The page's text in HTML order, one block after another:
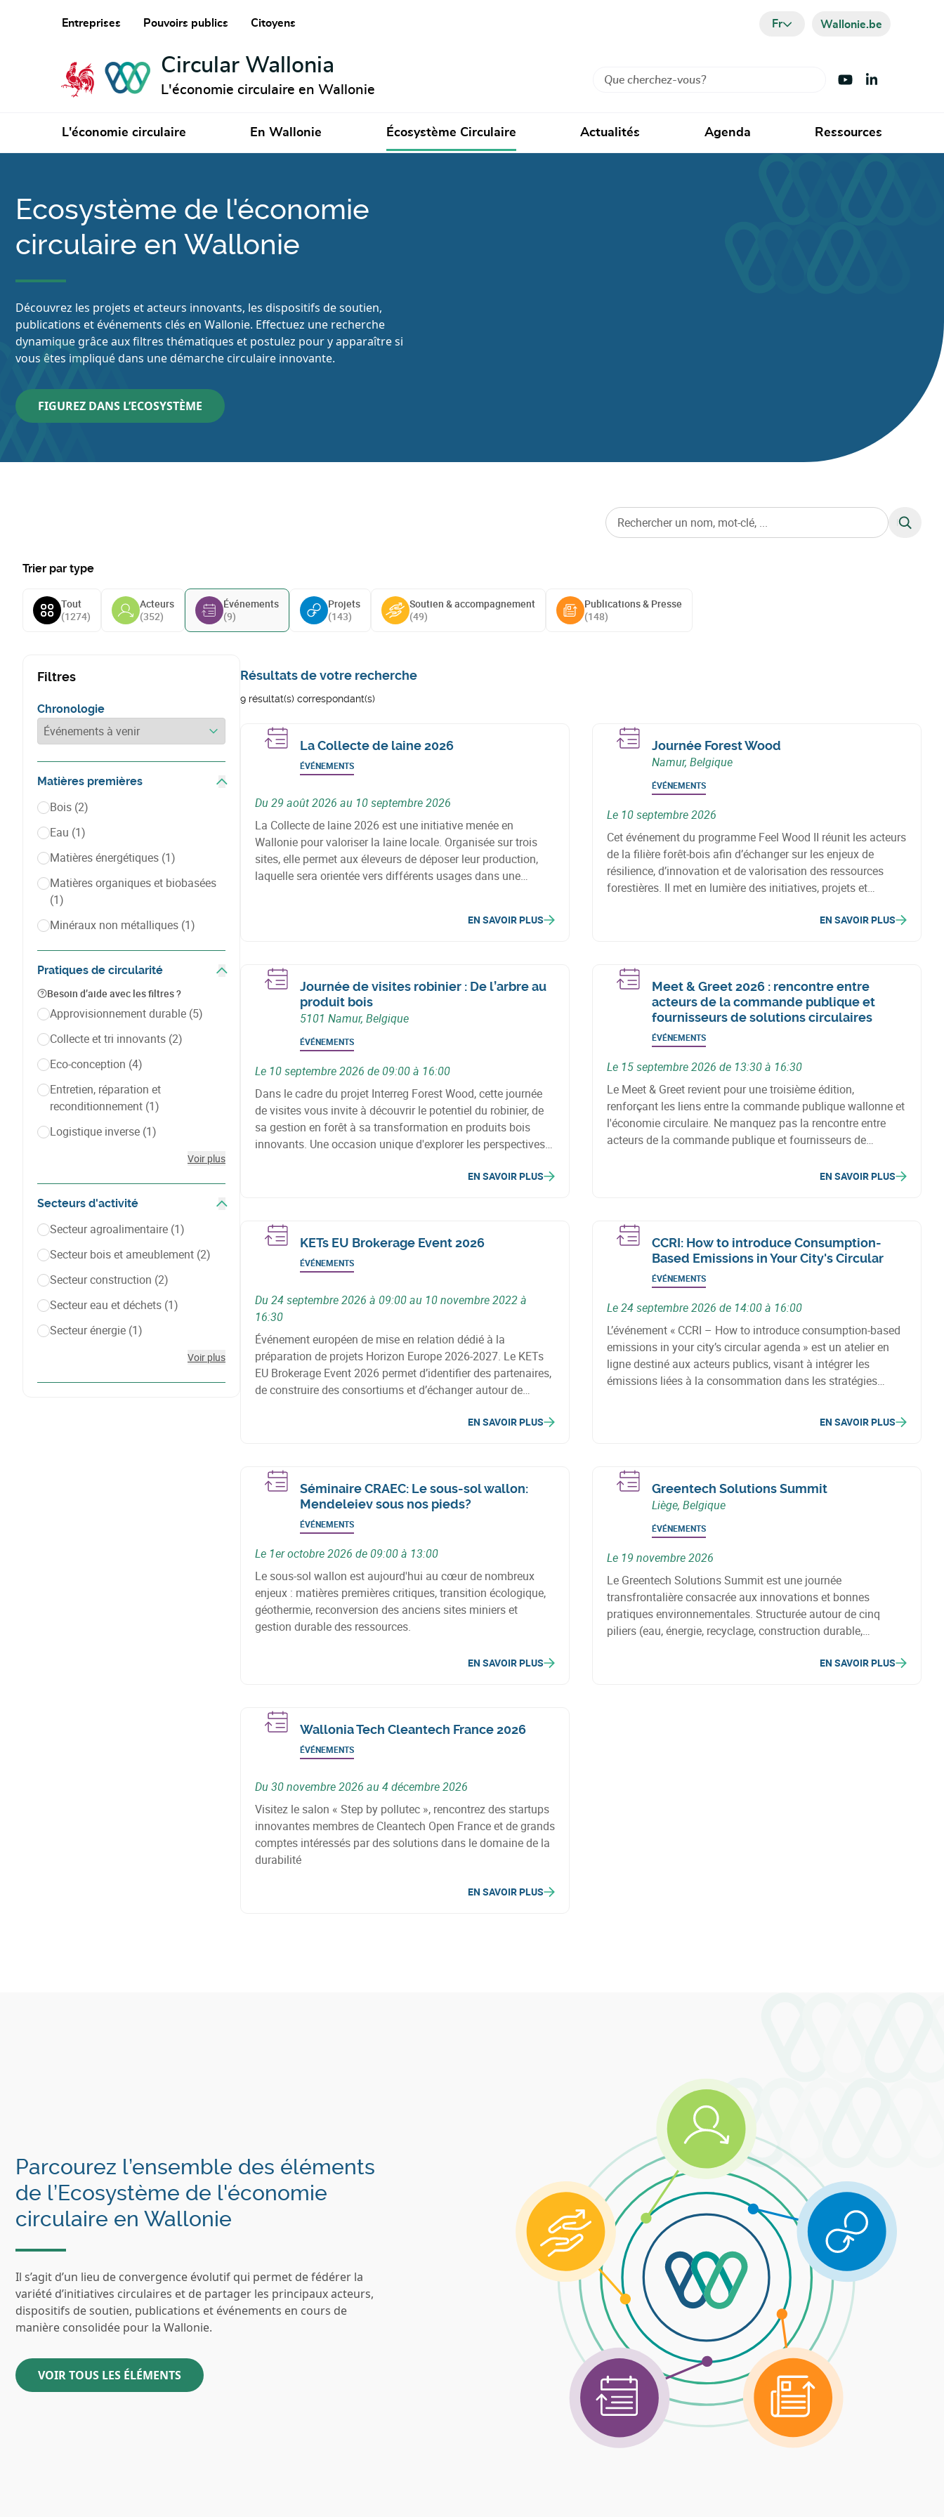
Entreprises Pouvoirs publics Citoyens Fr Wallonie.be
Circular Wallonia
L'économie circulaire en Wallonie
Rechercher Visiter Youtube
Visiter LinkedIn
L'économie circulaire En Wallonie Écosystème Circulaire Actualités Agenda Ressources
Ecosystème de l'économie
circulaire en Wallonie
Découvrez les projets et acteurs innovants, les dispositifs de soutien,
publications et événements clés en Wallonie. Effectuez une recherche
dynamique grâce aux filtres thématiques et postulez pour y apparaître si
vous êtes impliqué dans une démarche circulaire innovante.
FIGUREZ DANS L’ECOSYSTÈME
Trier par type
Tout
(1274)
Acteurs
(352)
Événements
(9)
Projets
(143)
Soutien & accompagnement
(49)
Publications & Presse
(148)
Filtres
Chronologie
Chronologie
Matières premières
Afficher les filtres
Bois (2)
Eau (1)
Matières énergétiques (1)
Matières organiques et biobasées
(1)
Minéraux non métalliques (1)
Pratiques de circularité
Afficher les filtres
Besoin d’aide avec les filtres ?
Approvisionnement durable (5)
Collecte et tri innovants (2)
Eco-conception (4)
Entretien, réparation et
reconditionnement (1)
Logistique inverse (1)
Voir plus
Secteurs d'activité
Secteur agroalimentaire (1)
Secteur bois et ameublement (2)
Secteur construction (2)
Secteur eau et déchets (1)
Secteur énergie (1)
Voir plus
Résultats de votre recherche
9 résultat(s) correspondant(s)
La Collecte de laine 2026
ÉVÉNEMENTS
Du 29 août 2026 au 10 septembre 2026
La Collecte de laine 2026 est une initiative menée en
Wallonie pour valoriser la laine locale. Organisée sur trois
sites, elle permet aux éleveurs de déposer leur production,
laquelle sera orientée vers différents usages dans une
EN SAVOIR PLUS
Journée Forest Wood
Namur, Belgique
ÉVÉNEMENTS
Le 10 septembre 2026
Cet événement du programme Feel Wood II réunit les acteurs
de la filière forêt-bois afin d’échanger sur les enjeux de
résilience, d’innovation et de valorisation des ressources
forestières. Il met en lumière des initiatives, projets et
EN SAVOIR PLUS
Journée de visites robinier : De l’arbre au
produit bois
5101 Namur, Belgique
ÉVÉNEMENTS
Le 10 septembre 2026 de 09:00 à 16:00
Dans le cadre du projet Interreg Forest Wood, cette journée
de visites vous invite à découvrir le potentiel du robinier, de
sa gestion en forêt à sa transformation en produits bois
innovants. Une occasion unique d'explorer les perspectives
constitue une alternative locale aux bois tropicaux.EN SAVOIR PLUS
Meet & Greet 2026 : rencontre entre
acteurs de la commande publique et
fournisseurs de solutions circulaires
ÉVÉNEMENTS
Le 15 septembre 2026 de 13:30 à 16:30
Le Meet & Greet revient pour une troisième édition,
renforçant les liens entre la commande publique wallonne et
l'économie circulaire. Ne manquez pas la rencontre entre
acteurs de la commande publique et fournisseurs de
EN SAVOIR PLUS
KETs EU Brokerage Event 2026
ÉVÉNEMENTS
Du 24 septembre 2026 à 09:00 au 10 novembre 2022 à
16:30
Événement européen de mise en relation dédié à la
préparation de projets Horizon Europe 2026-2027. Le KETs
EU Brokerage Event 2026 permet d’identifier des partenaires,
de construire des consortiums et d’échanger autour de
matériaux avancés, l’énergie et la bioéconomie.EN SAVOIR PLUS
CCRI: How to introduce Consumption-
Based Emissions in Your City's Circular
ÉVÉNEMENTS
Le 24 septembre 2026 de 14:00 à 16:00
L’événement « CCRI – How to introduce consumption-based
emissions in your city’s circular agenda » est un atelier en
ligne destiné aux acteurs publics, visant à intégrer les
émissions liées à la consommation dans les stratégies
EN SAVOIR PLUS
Séminaire CRAEC: Le sous-sol wallon:
Mendeleiev sous nos pieds?
ÉVÉNEMENTS
Le 1er octobre 2026 de 09:00 à 13:00
Le sous-sol wallon est aujourd'hui au cœur de nombreux
enjeux : matières premières critiques, transition écologique,
géothermie, reconversion des anciens sites miniers et
gestion durable des ressources.
EN SAVOIR PLUS
Greentech Solutions Summit
Liège, Belgique
ÉVÉNEMENTS
Le 19 novembre 2026
Le Greentech Solutions Summit est une journée
transfrontalière consacrée aux innovations et bonnes
pratiques environnementales. Structurée autour de cinq
piliers (eau, énergie, recyclage, construction durable,
EN SAVOIR PLUS
Wallonia Tech Cleantech France 2026
ÉVÉNEMENTS
Du 30 novembre 2026 au 4 décembre 2026
Visitez le salon « Step by pollutec », rencontrez des startups
innovantes membres de Cleantech Open France et de grands
comptes intéressés par des solutions dans le domaine de la
durabilité
EN SAVOIR PLUS
Parcourez l’ensemble des éléments
de l’Ecosystème de l'économie
circulaire en Wallonie
Il s’agit d’un lieu de convergence évolutif qui permet de fédérer la
variété d’initiatives circulaires et de partager les principaux acteurs,
dispositifs de soutien, publications et événements en cours de
manière consolidée pour la Wallonie.
VOIR TOUS LES ÉLÉMENTS